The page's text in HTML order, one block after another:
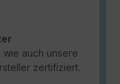
wie auch unsere
zertifiziert.